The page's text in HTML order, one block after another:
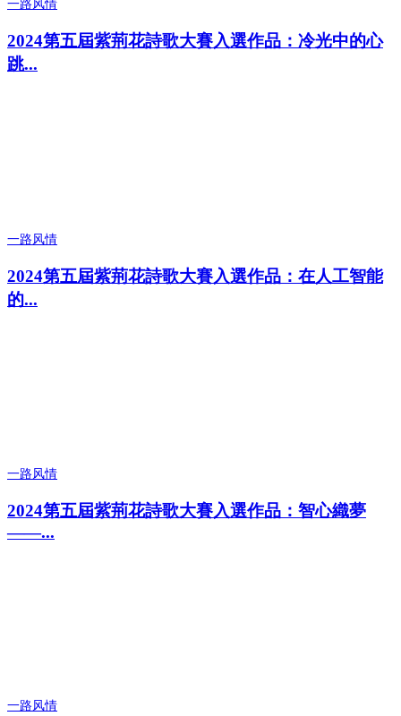
一路风情
2024第五屆紫荊花詩歌大賽入選作品：冷光中的心
跳...
一路风情
2024第五屆紫荊花詩歌大賽入選作品：在人工智能
的...
一路风情
2024第五屆紫荊花詩歌大賽入選作品：智心織夢
——...
一路风情